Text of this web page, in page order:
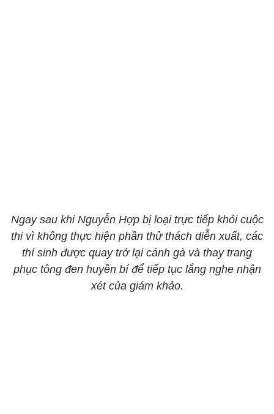
Ngay sau khi Nguyễn Hợp bị loại trực tiếp khỏi cuộc
thi vì không thực hiện phần thử thách diễn xuất, các
thí sinh được quay trở lại cánh gà và thay trang
phục tông đen huyền bí để tiếp tục lắng nghe nhận
xét của giám khảo.